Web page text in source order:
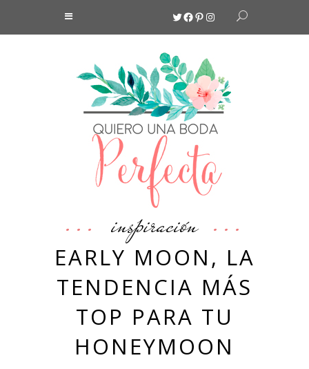
Twitter
Facebook
Pinterest
Instagram
inspiración
EARLY MOON, LA
TENDENCIA MÁS
TOP PARA TU
HONEYMOON